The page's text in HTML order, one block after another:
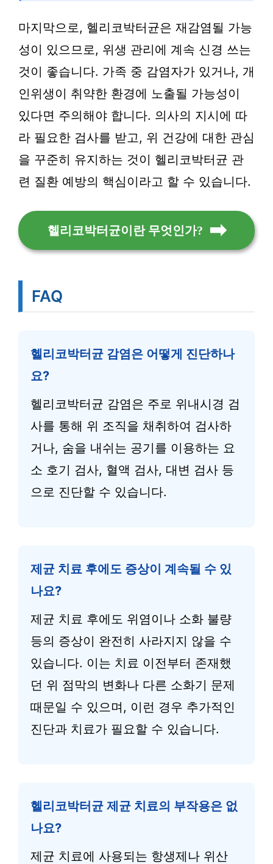
마지막으로, 헬리코박터균은 재감염될 가능
성이 있으므로, 위생 관리에 계속 신경 쓰는
것이 좋습니다. 가족 중 감염자가 있거나, 개
인위생이 취약한 환경에 노출될 가능성이
있다면 주의해야 합니다. 의사의 지시에 따
라 필요한 검사를 받고, 위 건강에 대한 관심
을 꾸준히 유지하는 것이 헬리코박터균 관
련 질환 예방의 핵심이라고 할 수 있습니다.
헬리코박터균이란 무엇인가?
FAQ
헬리코박터균 감염은 어떻게 진단하나
요?
헬리코박터균 감염은 주로 위내시경 검
사를 통해 위 조직을 채취하여 검사하
거나, 숨을 내쉬는 공기를 이용하는 요
소 호기 검사, 혈액 검사, 대변 검사 등
으로 진단할 수 있습니다.
제균 치료 후에도 증상이 계속될 수 있
나요?
제균 치료 후에도 위염이나 소화 불량
등의 증상이 완전히 사라지지 않을 수
있습니다. 이는 치료 이전부터 존재했
던 위 점막의 변화나 다른 소화기 문제
때문일 수 있으며, 이런 경우 추가적인
진단과 치료가 필요할 수 있습니다.
헬리코박터균 제균 치료의 부작용은 없
나요?
제균 치료에 사용되는 항생제나 위산